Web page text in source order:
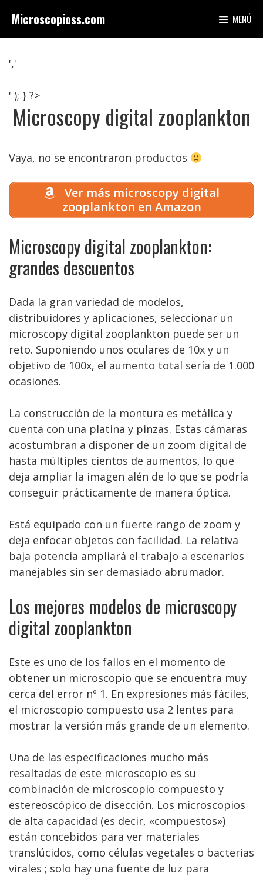
contenido
Microscopioss.com MENÚ
','
' ); } ?>
Microscopy digital zooplankton
Vaya, no se encontraron productos
Ver más microscopy digital
zooplankton en Amazon
Microscopy digital zooplankton:
grandes descuentos
Dada la gran variedad de modelos,
distribuidores y aplicaciones, seleccionar un
microscopy digital zooplankton puede ser un
reto. Suponiendo unos oculares de 10x y un
objetivo de 100x, el aumento total sería de 1.000
ocasiones.
La construcción de la montura es metálica y
cuenta con una platina y pinzas. Estas cámaras
acostumbran a disponer de un zoom digital de
hasta múltiples cientos de aumentos, lo que
deja ampliar la imagen alén de lo que se podría
conseguir prácticamente de manera óptica.
Está equipado con un fuerte rango de zoom y
deja enfocar objetos con facilidad. La relativa
baja potencia ampliará el trabajo a escenarios
manejables sin ser demasiado abrumador.
Los mejores modelos de microscopy
digital zooplankton
Este es uno de los fallos en el momento de
obtener un microscopio que se encuentra muy
cerca del error nº 1. En expresiones más fáciles,
el microscopio compuesto usa 2 lentes para
mostrar la versión más grande de un elemento.
Una de las especificaciones mucho más
resaltadas de este microscopio es su
combinación de microscopio compuesto y
estereoscópico de disección. Los microscopios
de alta capacidad (es decir, «compuestos»)
están concebidos para ver materiales
translúcidos, como células vegetales o bacterias
virales ; solo hay una fuente de luz para